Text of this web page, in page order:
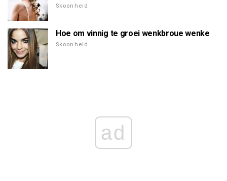
Skoonheid
Hoe om vinnig te groei wenkbroue wenke
Skoonheid
ad